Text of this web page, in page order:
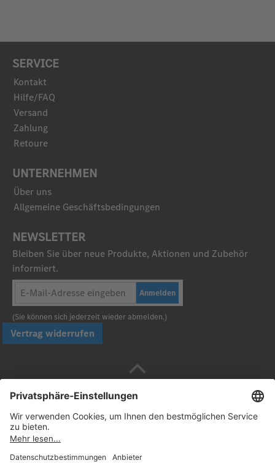
SERVICE
Kontakt
Hilfe/FAQ
Versand
Zahlung
Retoure
UNTERNEHMEN
Über uns
Allgemeine Geschäftsbedingungen
NEWSLETTER
Bleiben Sie über neue Produkte, Aktionen und Zubehör
informiert.
Anmelden
(Sie können sich jederzeit wieder abmelden.)
Vertrag widerrufen
Sicher bezahlen mit